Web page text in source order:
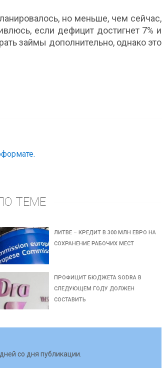
но меньше, чем сейчас,
если дефицит достигнет 7% и
займы дополнительно, однако это
ТЕМЕ
ЛИТВЕ – КРЕДИТ В 300 МЛН ЕВРО НА
СОХРАНЕНИЕ РАБОЧИХ МЕСТ
ПРОФИЦИТ БЮДЖЕТА SODRA В
СЛЕДУЮЩЕМ ГОДУ ДОЛЖЕН
СОСТАВИТЬ
дней со дня публикации.